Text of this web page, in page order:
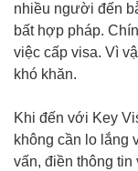
nhiều người đến
bất hợp pháp.
việc cấp visa. Vì
khó khăn.
Khi đến với Key
không cần lo lắng
vấn, điền thông tin